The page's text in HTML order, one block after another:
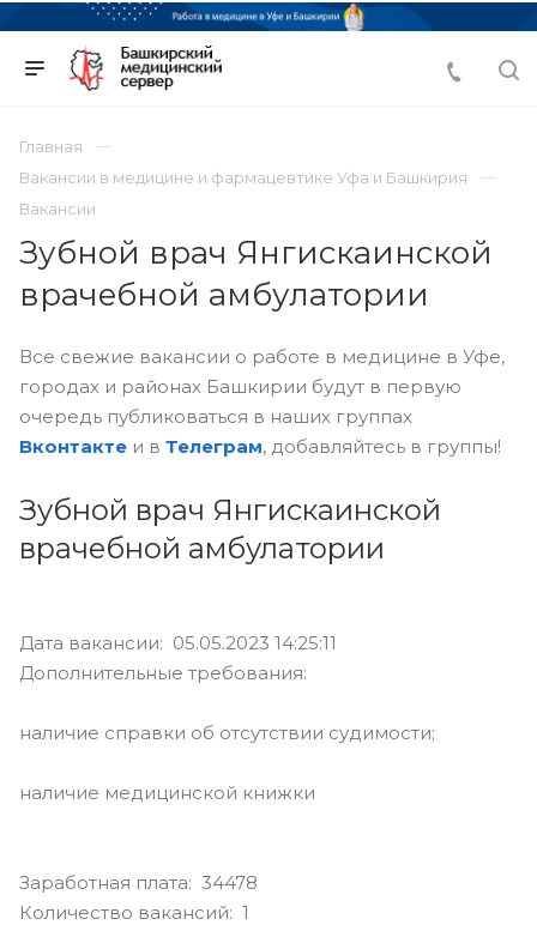
Главная
Вакансии в медицине и фармацевтике Уфа и Башкирия
Вакансии
Зубной врач Янгискаинской
врачебной амбулатории
Все свежие вакансии о работе в медицине в Уфе,
городах и районах Башкирии будут в первую
очередь публиковаться в наших группах
Вконтакте и в Телеграм, добавляйтесь в группы!
Зубной врач Янгискаинской
врачебной амбулатории
Дата вакансии: 05.05.2023 14:25:11
Дополнительные требования:
наличие справки об отсутствии судимости;
наличие медицинской книжки
Заработная плата: 34478
Количество вакансий: 1